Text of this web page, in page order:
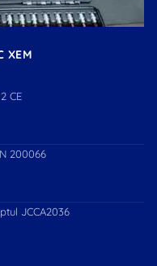
XEM
CE
200066
JCCA2036